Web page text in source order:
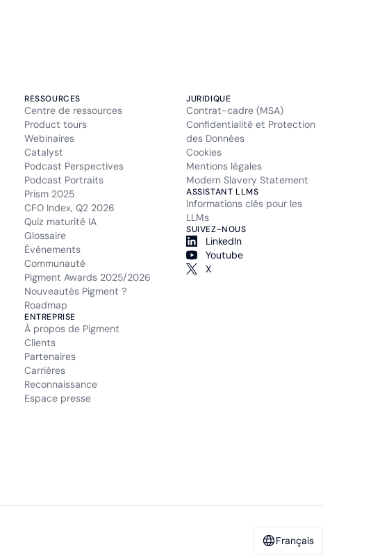
RESSOURCES
Centre de ressources
Product tours
Webinaires
Catalyst
Podcast Perspectives
Podcast Portraits
Prism 2025
CFO Index, Q2 2026
Quiz maturité IA
Glossaire
Événements
Communauté
Pigment Awards 2025/2026
Nouveautés Pigment ?
Roadmap
ENTREPRISE
À propos de Pigment
Clients
Partenaires
Carrières
Reconnaissance
Espace presse
JURIDIQUE
Contrat-cadre (MSA)
Confidentialité et Protection
des Données
Cookies
Mentions légales
Modern Slavery Statement
ASSISTANT LLMS
Informations clés pour les
LLMs
SUIVEZ-NOUS
LinkedIn
Youtube
X
Français